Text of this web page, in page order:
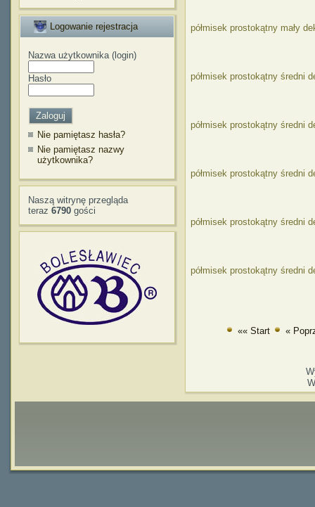
Logowanie rejestracja
Nazwa użytkownika (login)
Hasło
Nie pamiętasz hasła?
Nie pamiętasz nazwy
użytkownika?
Naszą witrynę przegląda
teraz 6790 gości
półmisek prostokątny mały
półmisek prostokątny średni
półmisek prostokątny średni
półmisek prostokątny średni
półmisek prostokątny średni
półmisek prostokątny średni
«« Start «